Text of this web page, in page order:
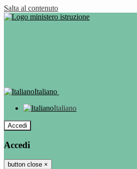
Salta al contenuto
Italiano
Italiano
Accedi
Accedi
button close ×